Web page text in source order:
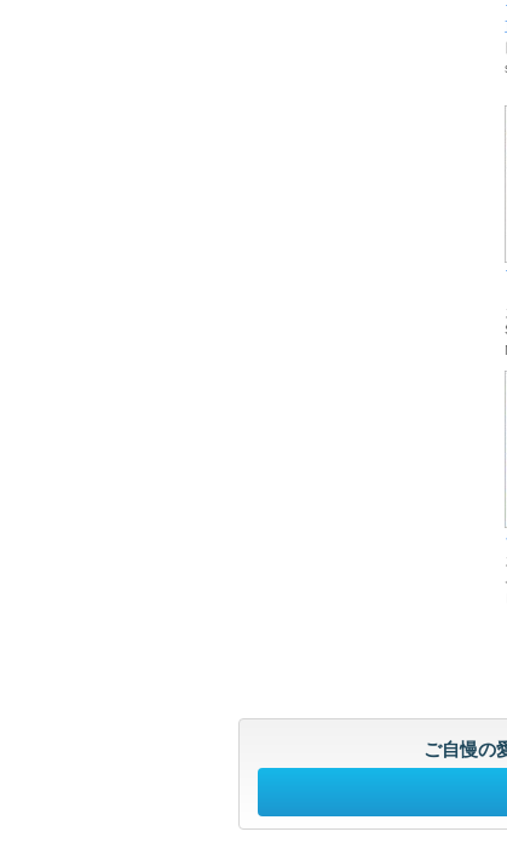
ご自慢の